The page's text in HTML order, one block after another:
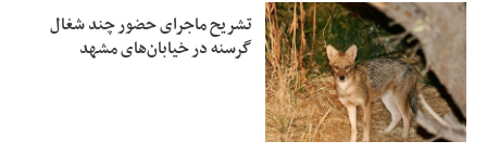
تشریح ماجرای حضور چند شغال
گرسنه در خیابان‌های مشهد